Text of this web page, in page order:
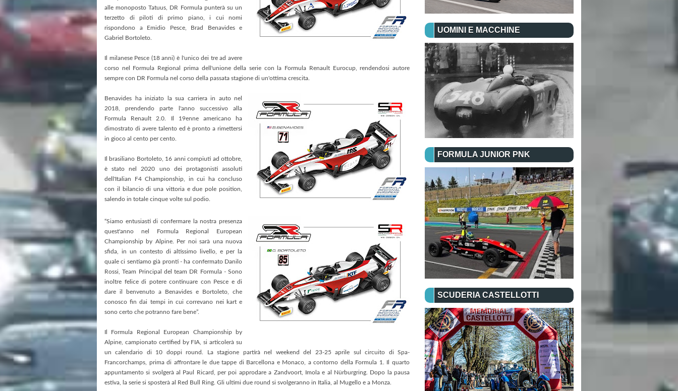
alle monoposto Tatuus, DR Formula punterà su un
terzetto di piloti di primo piano, i cui nomi
rispondono a Emidio Pesce, Brad Benavides e
Gabriel Bortoleto.
Il milanese Pesce (18 anni) è l'unico dei tre ad avere
corso nel Formula Regional prima dell'unione della serie con la Formula Renault Eurocup, rendendosi autore
sempre con DR Formula nel corso della passata stagione di un'ottima crescita.
Benavides ha iniziato la sua carriera in auto nel
2018, prendendo parte l'anno successivo alla
Formula Renault 2.0. Il 19enne americano ha
dimostrato di avere talento ed è pronto a rimettersi
in gioco al cento per cento.
Il brasiliano Bortoleto, 16 anni compiuti ad ottobre,
è stato nel 2020 uno dei protagonisti assoluti
dell'Italian F4 Championship, in cui ha concluso
con il bilancio di una vittoria e due pole position,
salendo in totale cinque volte sul podio.
“Siamo entusiasti di confermare la nostra presenza
quest'anno nel Formula Regional European
Championship by Alpine. Per noi sarà una nuova
sfida, in un contesto di altissimo livello, e per la
quale ci sentiamo già pronti - ha confermato Danilo
Rossi, Team Principal del team DR Formula - Sono
inoltre felice di potere continuare con Pesce e di
dare il benvenuto a Benavides e Bortoleto, che
conosco fin dai tempi in cui correvano nei kart e
sono certo che potranno fare bene”.
Il Formula Regional European Championship by
Alpine, campionato certified by FIA, si articolerà su
un calendario di 10 doppi round. La stagione partirà nel weekend del 23-25 aprile sul circuito di Spa-
Francorchamps, prima di affrontare le due tappe di Barcellona e Monaco, a contorno della Formula 1. Il quarto
appuntamento si svolgerà al Paul Ricard, per poi approdare a Zandvoort, Imola e al Nürburgring. Dopo la pausa
estiva, la serie si sposterà al Red Bull Ring. Gli ultimi due round si svolgeranno in Italia, al Mugello e a Monza.
UOMINI E MACCHINE
FORMULA JUNIOR PNK
SCUDERIA CASTELLOTTI